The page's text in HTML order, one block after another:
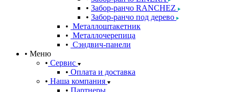
Забор-ранчо RANCHEZ
Забор-ранчо под дерево
Металлоштакетник
Металлочерепица
Сэндвич-панели
Меню
Сервис
Оплата и доставка
Наша компания
Партнеры